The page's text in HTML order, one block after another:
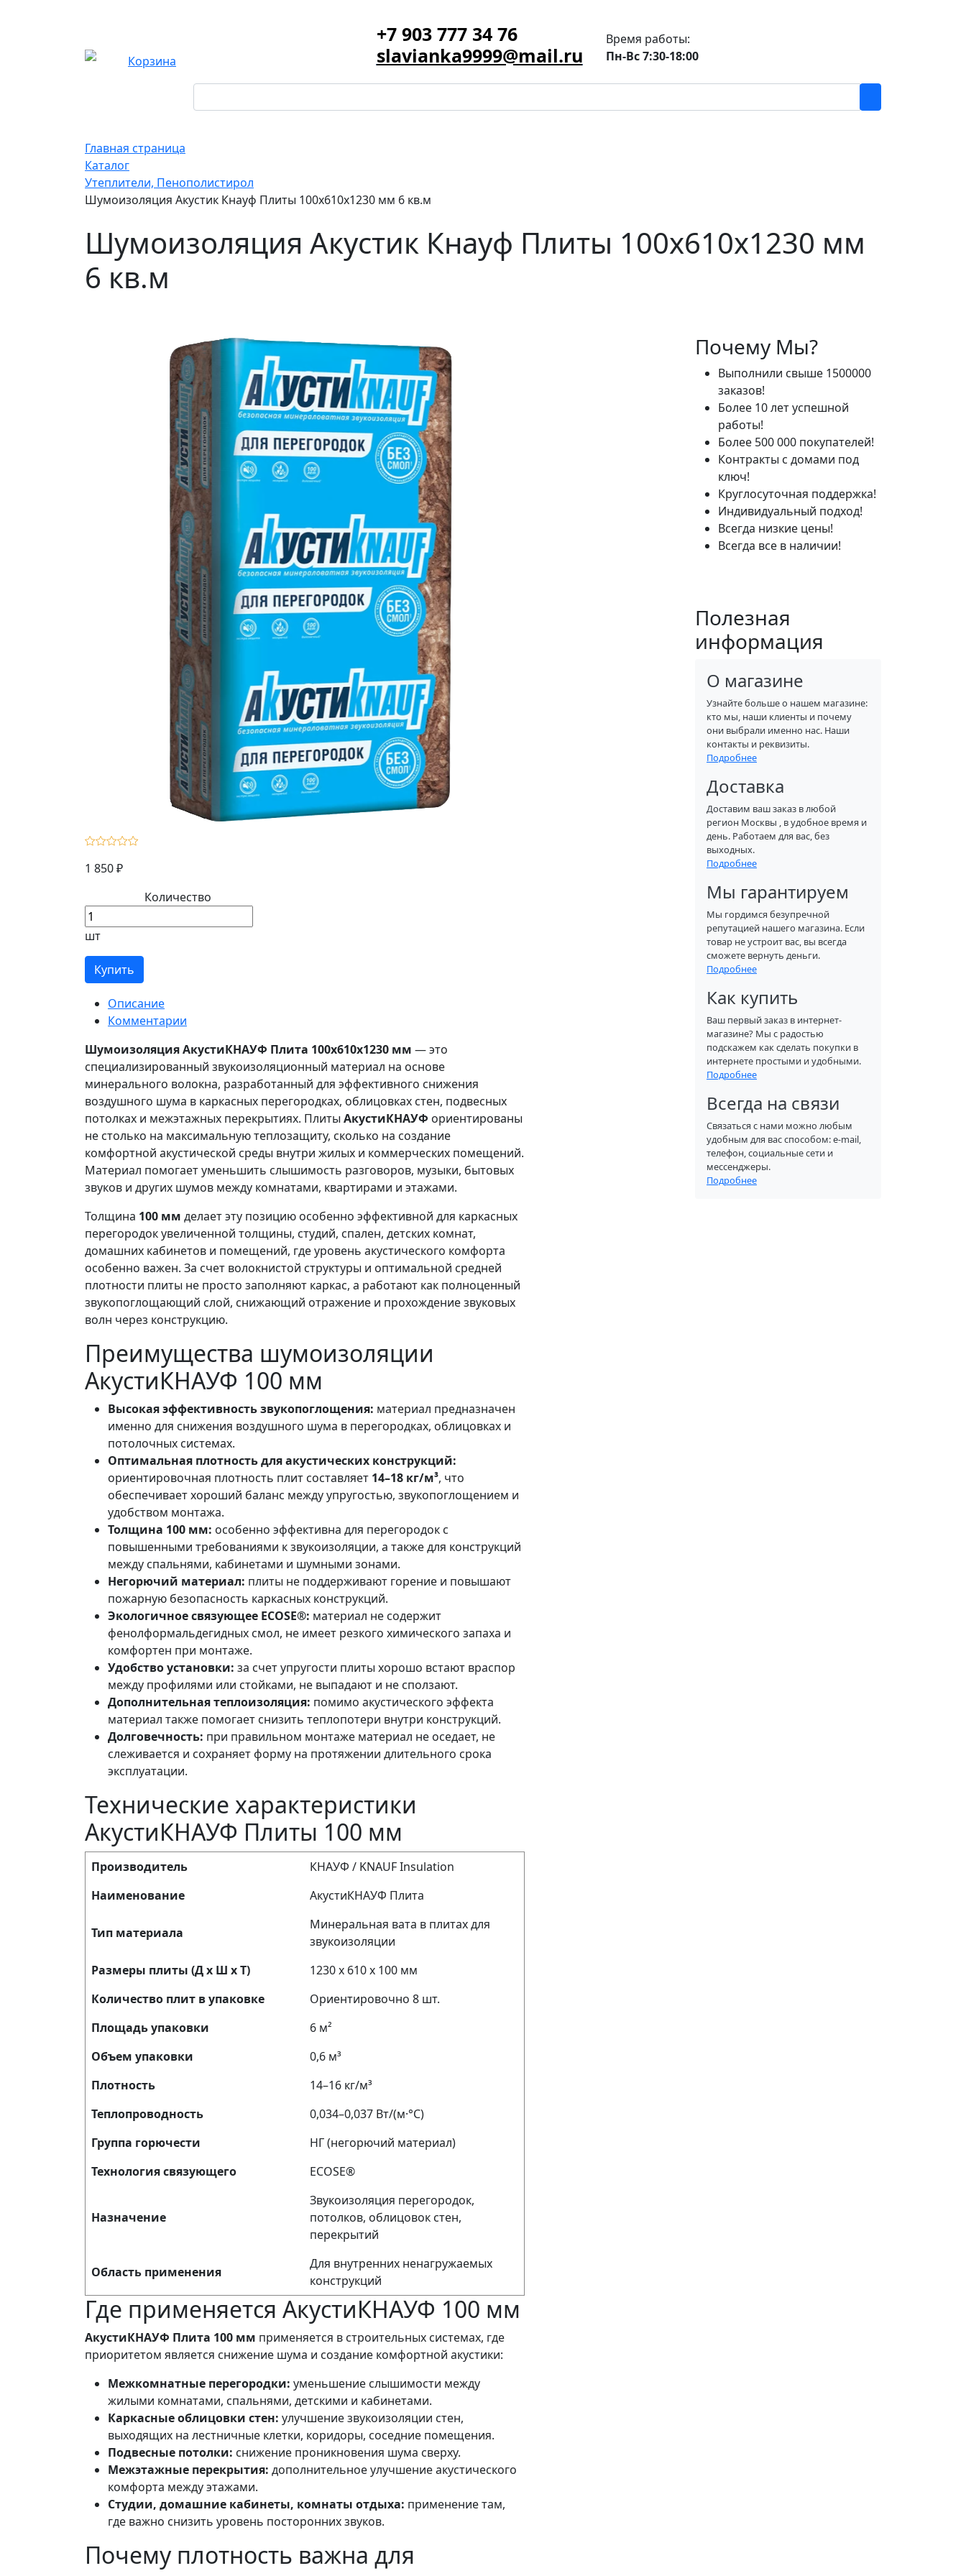
Корзина
+7 903 777 34 76
slavianka9999@mail.ru
Время работы:
Пн-Вс 7:30-18:00
Главная страница
Каталог
Утеплители, Пенополистирол
Шумоизоляция Акустик Кнауф Плиты 100х610х1230 мм 6 кв.м
Шумоизоляция Акустик Кнауф Плиты 100х610х1230 мм
6 кв.м
1 850 ₽
Количество
шт
Купить
Описание
Комментарии
Шумоизоляция АкустиКНАУФ Плита 100x610x1230 мм — это
специализированный звукоизоляционный материал на основе
минерального волокна, разработанный для эффективного снижения
воздушного шума в каркасных перегородках, облицовках стен, подвесных
потолках и межэтажных перекрытиях. Плиты АкустиКНАУФ ориентированы
не столько на максимальную теплозащиту, сколько на создание
комфортной акустической среды внутри жилых и коммерческих помещений.
Материал помогает уменьшить слышимость разговоров, музыки, бытовых
звуков и других шумов между комнатами, квартирами и этажами.
Толщина 100 мм делает эту позицию особенно эффективной для каркасных
перегородок увеличенной толщины, студий, спален, детских комнат,
домашних кабинетов и помещений, где уровень акустического комфорта
особенно важен. За счет волокнистой структуры и оптимальной средней
плотности плиты не просто заполняют каркас, а работают как полноценный
звукопоглощающий слой, снижающий отражение и прохождение звуковых
волн через конструкцию.
Преимущества шумоизоляции
АкустиКНАУФ 100 мм
Высокая эффективность звукопоглощения: материал предназначен
именно для снижения воздушного шума в перегородках, облицовках и
потолочных системах.
Оптимальная плотность для акустических конструкций:
ориентировочная плотность плит составляет 14–18 кг/м³, что
обеспечивает хороший баланс между упругостью, звукопоглощением и
удобством монтажа.
Толщина 100 мм: особенно эффективна для перегородок с
повышенными требованиями к звукоизоляции, а также для конструкций
между спальнями, кабинетами и шумными зонами.
Негорючий материал: плиты не поддерживают горение и повышают
пожарную безопасность каркасных конструкций.
Экологичное связующее ECOSE®: материал не содержит
фенолформальдегидных смол, не имеет резкого химического запаха и
комфортен при монтаже.
Удобство установки: за счет упругости плиты хорошо встают враспор
между профилями или стойками, не выпадают и не сползают.
Дополнительная теплоизоляция: помимо акустического эффекта
материал также помогает снизить теплопотери внутри конструкций.
Долговечность: при правильном монтаже материал не оседает, не
слеживается и сохраняет форму на протяжении длительного срока
эксплуатации.
Технические характеристики
АкустиКНАУФ Плиты 100 мм
Производитель
КНАУФ / KNAUF Insulation
Наименование
АкустиКНАУФ Плита
Тип материала
Минеральная вата в плитах для
звукоизоляции
Размеры плиты (Д х Ш х Т)
1230 х 610 х 100 мм
Количество плит в упаковке
Ориентировочно 8 шт.
Площадь упаковки
6 м²
Объем упаковки
0,6 м³
Плотность
14–16 кг/м³
Теплопроводность
0,034–0,037 Вт/(м·°C)
Группа горючести
НГ (негорючий материал)
Технология связующего
ECOSE®
Назначение
Звукоизоляция перегородок,
потолков, облицовок стен,
перекрытий
Область применения
Для внутренних ненагружаемых
конструкций
Где применяется АкустиКНАУФ 100 мм
АкустиКНАУФ Плита 100 мм применяется в строительных системах, где
приоритетом является снижение шума и создание комфортной акустики:
Межкомнатные перегородки: уменьшение слышимости между
жилыми комнатами, спальнями, детскими и кабинетами.
Каркасные облицовки стен: улучшение звукоизоляции стен,
выходящих на лестничные клетки, коридоры, соседние помещения.
Подвесные потолки: снижение проникновения шума сверху.
Межэтажные перекрытия: дополнительное улучшение акустического
комфорта между этажами.
Студии, домашние кабинеты, комнаты отдыха: применение там,
где важно снизить уровень посторонних звуков.
Почему плотность важна для
Почему Мы?
Выполнили свыше 1500000
заказов!
Более 10 лет успешной
работы!
Более 500 000 покупателей!
Контракты с домами под
ключ!
Круглосуточная поддержка!
Индивидуальный подход!
Всегда низкие цены!
Всегда все в наличии!
Полезная
информация
О магазине
Узнайте больше о нашем магазине:
кто мы, наши клиенты и почему
они выбрали именно нас. Наши
контакты и реквизиты.
Подробнее
Доставка
Доставим ваш заказ в любой
регион Москвы , в удобное время и
день. Работаем для вас, без
выходных.
Подробнее
Мы гарантируем
Мы гордимся безупречной
репутацией нашего магазина. Если
товар не устроит вас, вы всегда
сможете вернуть деньги.
Подробнее
Как купить
Ваш первый заказ в интернет-
магазине? Мы с радостью
подскажем как сделать покупки в
интернете простыми и удобными.
Подробнее
Всегда на связи
Связаться с нами можно любым
удобным для вас способом: e-mail,
телефон, социальные сети и
мессенджеры.
Подробнее